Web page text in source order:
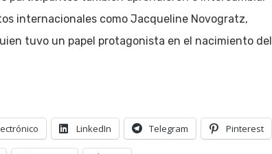
internacionales como Jacqueline Novogratz,
tuvo un papel protagonista en el nacimiento del
LinkedIn Telegram Pinterest